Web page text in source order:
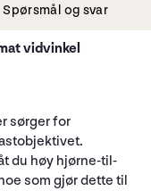
Spørsmål og svar
vidvinkel
sørger for
du høy hjørne-til-
som gjør dette til